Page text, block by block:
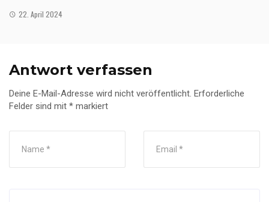
22. April 2024
Antwort verfassen
Deine E-Mail-Adresse wird nicht veröffentlicht. Erforderliche
Felder sind mit * markiert